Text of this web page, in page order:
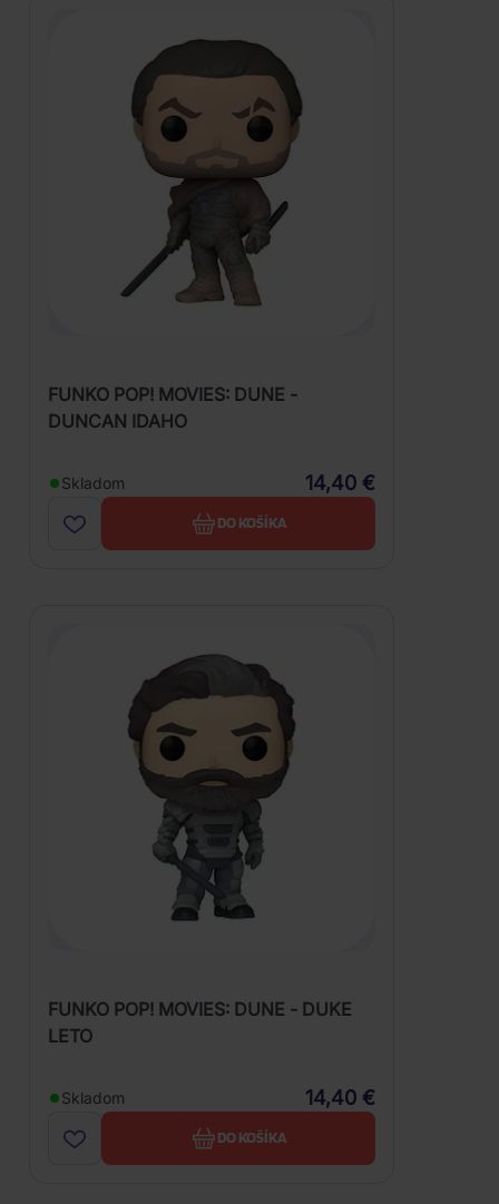
FUNKO POP! MOVIES: DUNE -
DUNCAN IDAHO
Skladom 14,40 €
DO KOŠÍKA
FUNKO POP! MOVIES: DUNE - DUKE
LETO
Skladom 14,40 €
DO KOŠÍKA